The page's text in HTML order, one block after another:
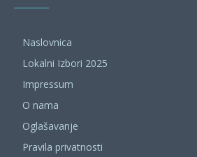
Naslovnica
Lokalni Izbori 2025
Impressum
O nama
Oglašavanje
Pravila privatnosti